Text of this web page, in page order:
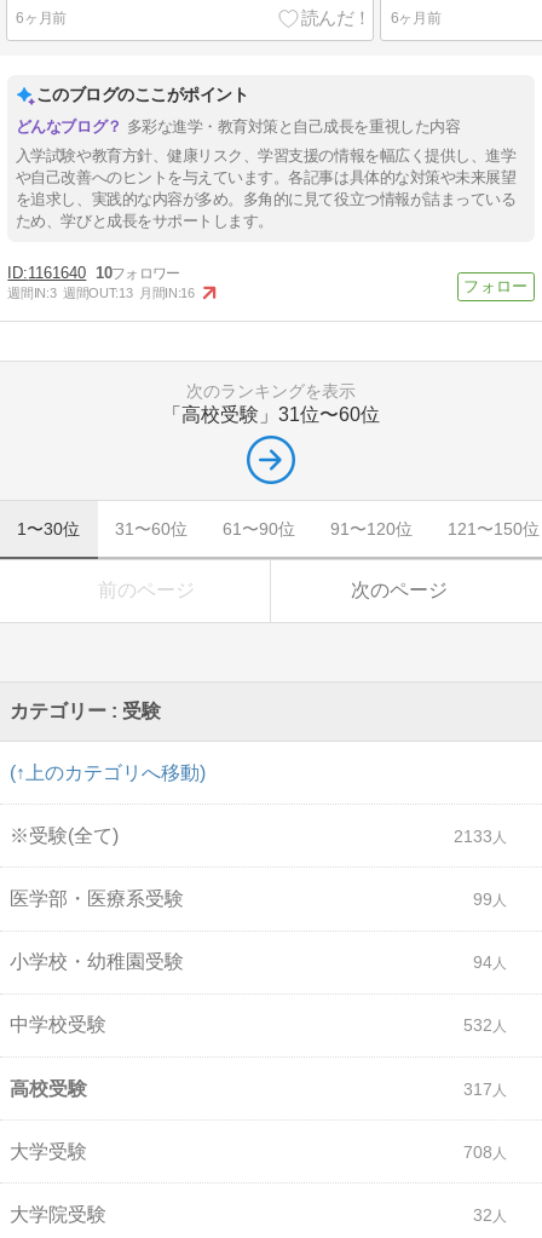
6ヶ月前 6ヶ月前
このブログのここがポイント
多彩な進学・教育対策と自己成長を重視した内容
入学試験や教育方針、健康リスク、学習支援の情報を幅広く提供し、進学
や自己改善へのヒントを与えています。各記事は具体的な対策や未来展望
を追求し、実践的な内容が多め。多角的に見て役立つ情報が詰まっている
ため、学びと成長をサポートします。
1161640 10
週間IN:3 週間OUT:13 月間IN:16
次のランキングを表示
「高校受験」 31位〜60位
1〜30位 31〜60位 61〜90位 91〜120位 121〜150位
前のページ 次のページ
カテゴリー : 受験
(↑上のカテゴリへ移動)
※受験(全て) 2133
医学部・医療系受験 99
小学校・幼稚園受験 94
中学校受験 532
高校受験 317
大学受験 708
大学院受験 32